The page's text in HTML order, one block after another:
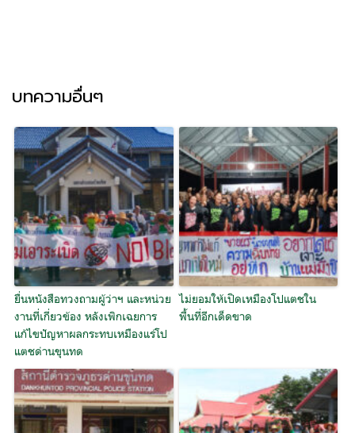
บทความอื่นๆ
ยื่นหนังสือทวงถามผู้ว่าฯ และหน่วย
งานที่เกี่ยวข้อง หลังเพิกเฉยการ
แก้ไขปัญหาผลกระทบเหมืองแร่โป
แตชด่านขุนทด
ไม่ยอมให้เปิดเหมืองโปแตชใน
พื้นที่อีกเด็ดขาด